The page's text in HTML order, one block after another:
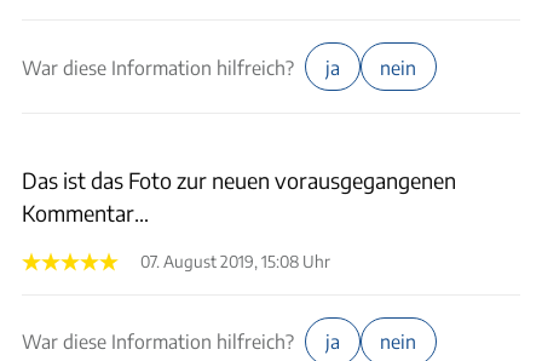
War diese Information hilfreich? ja nein
Das ist das Foto zur neuen vorausgegangenen
Kommentar…
07. August 2019, 15:08 Uhr
War diese Information hilfreich? ja nein